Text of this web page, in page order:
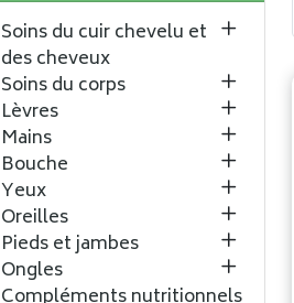
Soins du cuir chevelu et
des cheveux
Soins du corps
Lèvres
Mains
Bouche
Yeux
Oreilles
Pieds et jambes
Ongles